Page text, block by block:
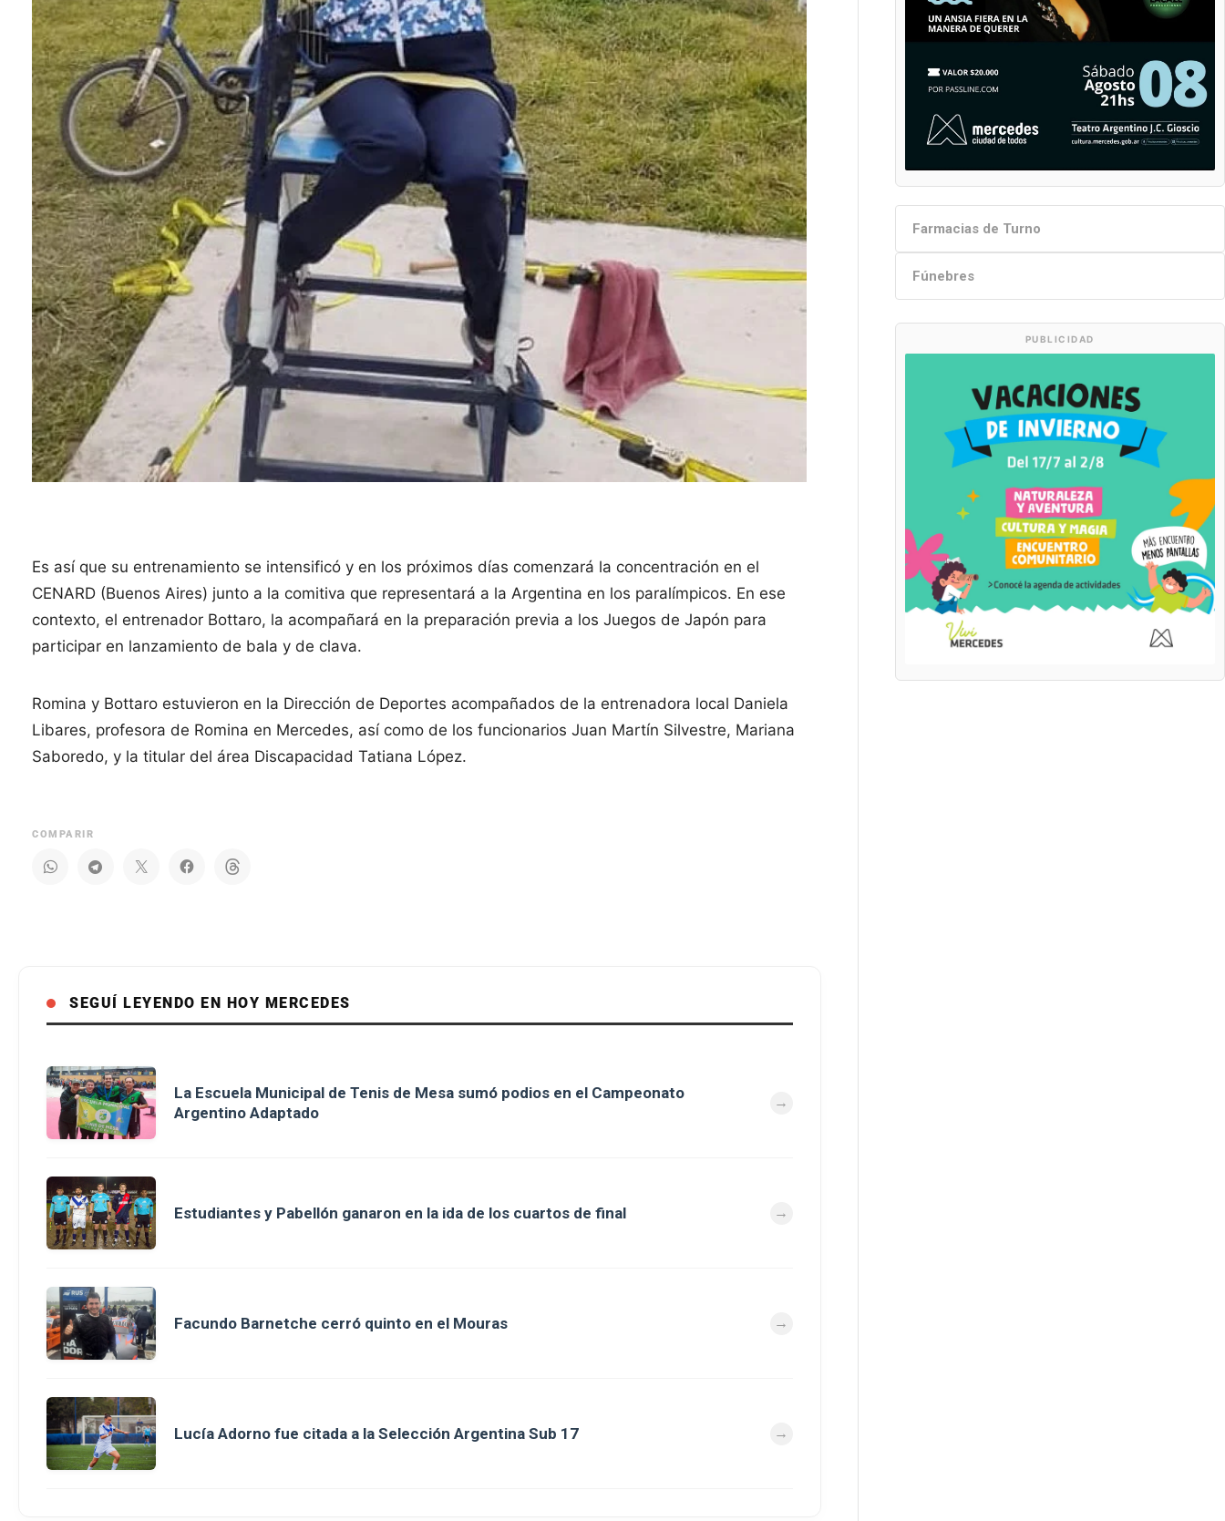
Es así que su entrenamiento se intensificó y en los próximos días comenzará la concentración en el
CENARD (Buenos Aires) junto a la comitiva que representará a la Argentina en los paralímpicos. En ese
contexto, el entrenador Bottaro, la acompañará en la preparación previa a los Juegos de Japón para
participar en lanzamiento de bala y de clava.
Romina y Bottaro estuvieron en la Dirección de Deportes acompañados de la entrenadora local Daniela
Libares, profesora de Romina en Mercedes, así como de los funcionarios Juan Martín Silvestre, Mariana
Saboredo, y la titular del área Discapacidad Tatiana López.
COMPARIR
SEGUÍ LEYENDO EN HOY MERCEDES
La Escuela Municipal de Tenis de Mesa sumó podios en el Campeonato
Argentino Adaptado
Estudiantes y Pabellón ganaron en la ida de los cuartos de final
Facundo Barnetche cerró quinto en el Mouras
Lucía Adorno fue citada a la Selección Argentina Sub 17
Farmacias de Turno
Fúnebres
PUBLICIDAD